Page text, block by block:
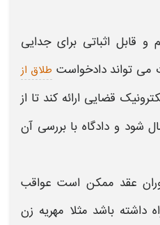
قابل اثباتی برای جدایی
می تواند دادخواست طلاق از
قضایی ارائه کند تا از
شود و دادگاه با بررسی آن
عقد ممکن است عواقب
داشته باشد مثلا مهریه زن